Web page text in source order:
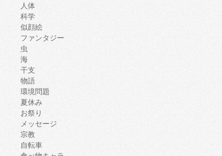
人体
科学
似顔絵
ファンタジー
虫
海
干支
物語
環境問題
夏休み
お祭り
メッセージ
宗教
自転車